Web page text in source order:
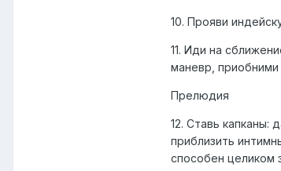
10. Прояви
11. Иди на
маневр, приобними
Прелюдия
12. Ставь капканы:
приблизить
способен целиком